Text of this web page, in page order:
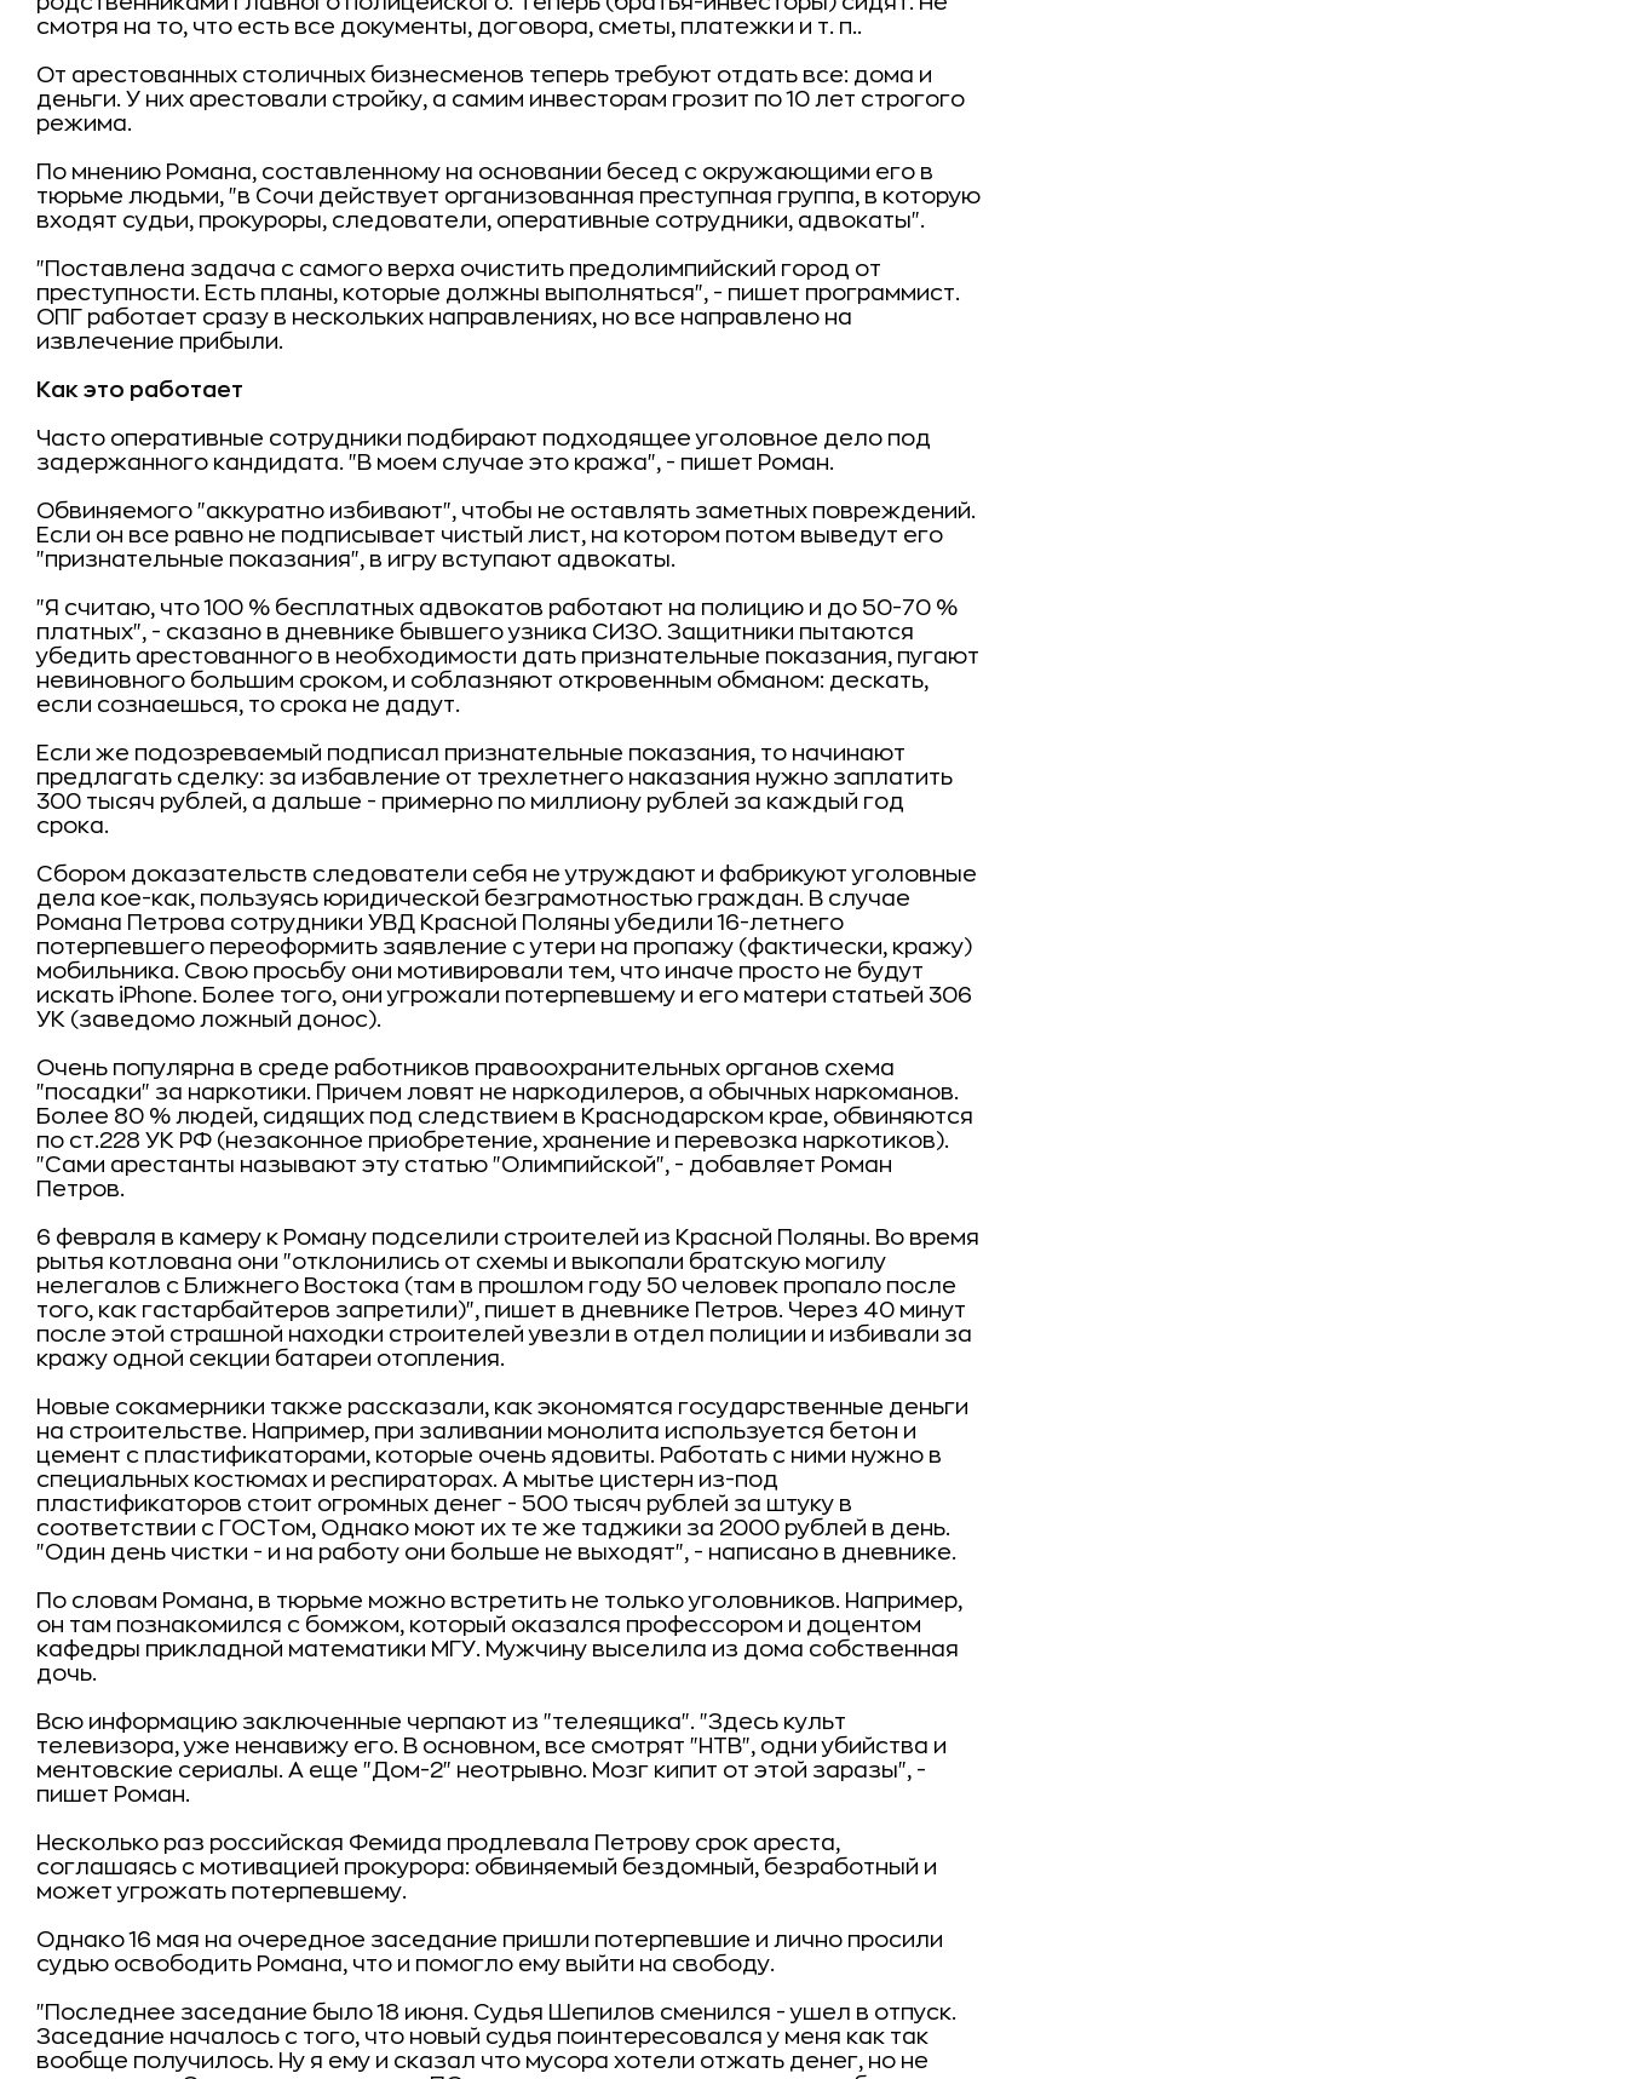
смотря на то, что есть все документы, договора, сметы, платежки и т. п..
От арестованных столичных бизнесменов теперь требуют отдать все: дома и
деньги. У них арестовали стройку, а самим инвесторам грозит по 10 лет строгого
режима.
По мнению Романа, составленному на основании бесед с окружающими его в
тюрьме людьми, "в Сочи действует организованная преступная группа, в которую
входят судьи, прокуроры, следователи, оперативные сотрудники, адвокаты".
"Поставлена задача с самого верха очистить предолимпийский город от
преступности. Есть планы, которые должны выполняться", - пишет программист.
ОПГ работает сразу в нескольких направлениях, но все направлено на
извлечение прибыли.
Как это работает
Часто оперативные сотрудники подбирают подходящее уголовное дело под
задержанного кандидата. "В моем случае это кража", - пишет Роман.
Обвиняемого "аккуратно избивают", чтобы не оставлять заметных повреждений.
Если он все равно не подписывает чистый лист, на котором потом выведут его
"признательные показания", в игру вступают адвокаты.
"Я считаю, что 100 % бесплатных адвокатов работают на полицию и до 50-70 %
платных", - сказано в дневнике бывшего узника СИЗО. Защитники пытаются
убедить арестованного в необходимости дать признательные показания, пугают
невиновного большим сроком, и соблазняют откровенным обманом: дескать,
если сознаешься, то срока не дадут.
Если же подозреваемый подписал признательные показания, то начинают
предлагать сделку: за избавление от трехлетнего наказания нужно заплатить
300 тысяч рублей, а дальше - примерно по миллиону рублей за каждый год
срока.
Сбором доказательств следователи себя не утруждают и фабрикуют уголовные
дела кое-как, пользуясь юридической безграмотностью граждан. В случае
Романа Петрова сотрудники УВД Красной Поляны убедили 16-летнего
потерпевшего переоформить заявление с утери на пропажу (фактически, кражу)
мобильника. Свою просьбу они мотивировали тем, что иначе просто не будут
искать iPhone. Более того, они угрожали потерпевшему и его матери статьей 306
УК (заведомо ложный донос).
Очень популярна в среде работников правоохранительных органов схема
"посадки" за наркотики. Причем ловят не наркодилеров, а обычных наркоманов.
Более 80 % людей, сидящих под следствием в Краснодарском крае, обвиняются
по ст.228 УК РФ (незаконное приобретение, хранение и перевозка наркотиков).
"Сами арестанты называют эту статью "Олимпийской", - добавляет Роман
Петров.
6 февраля в камеру к Роману подселили строителей из Красной Поляны. Во время
рытья котлована они "отклонились от схемы и выкопали братскую могилу
нелегалов с Ближнего Востока (там в прошлом году 50 человек пропало после
того, как гастарбайтеров запретили)", пишет в дневнике Петров. Через 40 минут
после этой страшной находки строителей увезли в отдел полиции и избивали за
кражу одной секции батареи отопления.
Новые сокамерники также рассказали, как экономятся государственные деньги
на строительстве. Например, при заливании монолита используется бетон и
цемент с пластификаторами, которые очень ядовиты. Работать с ними нужно в
специальных костюмах и респираторах. А мытье цистерн из-под
пластификаторов стоит огромных денег - 500 тысяч рублей за штуку в
соответствии с ГОСТом, Однако моют их те же таджики за 2000 рублей в день.
"Один день чистки - и на работу они больше не выходят", - написано в дневнике.
По словам Романа, в тюрьме можно встретить не только уголовников. Например,
он там познакомился с бомжом, который оказался профессором и доцентом
кафедры прикладной математики МГУ. Мужчину выселила из дома собственная
дочь.
Всю информацию заключенные черпают из "телеящика". "Здесь культ
телевизора, уже ненавижу его. В основном, все смотрят "НТВ", одни убийства и
ментовские сериалы. А еще "Дом-2" неотрывно. Мозг кипит от этой заразы", -
пишет Роман.
Несколько раз российская Фемида продлевала Петрову срок ареста,
соглашаясь с мотивацией прокурора: обвиняемый бездомный, безработный и
может угрожать потерпевшему.
Однако 16 мая на очередное заседание пришли потерпевшие и лично просили
судью освободить Романа, что и помогло ему выйти на свободу.
"Последнее заседание было 18 июня. Судья Шепилов сменился - ушел в отпуск.
Заседание началось с того, что новый судья поинтересовался у меня как так
вообще получилось. Ну я ему и сказал что мусора хотели отжать денег, но не